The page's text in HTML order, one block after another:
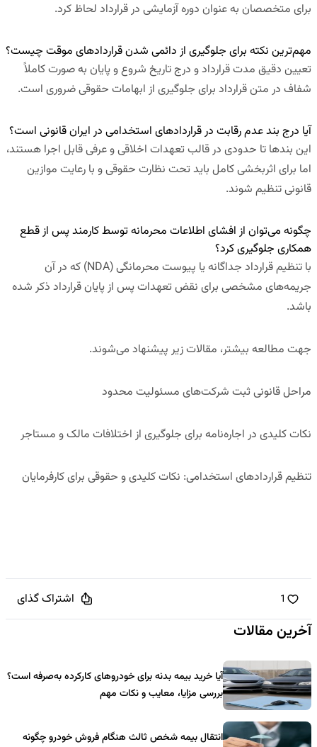
برای متخصصان به عنوان دوره آزمایشی در قرارداد لحاظ کرد.
مهم‌ترین نکته برای جلوگیری از دائمی شدن قراردادهای موقت چیست؟
تعیین دقیق مدت قرارداد و درج تاریخ شروع و پایان به صورت کاملاً
شفاف در متن قرارداد برای جلوگیری از ابهامات حقوقی ضروری است.
آیا درج بند عدم رقابت در قراردادهای استخدامی در ایران قانونی است؟
این بندها تا حدودی در قالب تعهدات اخلاقی و عرفی قابل اجرا هستند،
اما برای اثربخشی کامل باید تحت نظارت حقوقی و با رعایت موازین
قانونی تنظیم شوند.
چگونه می‌توان از افشای اطلاعات محرمانه توسط کارمند پس از قطع
همکاری جلوگیری کرد؟
با تنظیم قرارداد جداگانه یا پیوست محرمانگی (NDA) که در آن
جریمه‌های مشخصی برای نقض تعهدات پس از پایان قرارداد ذکر شده
باشد.
جهت مطالعه بیشتر، مقالات زیر پیشنهاد می‌شوند.
مراحل قانونی ثبت شرکت‌های مسئولیت محدود
نکات کلیدی در اجاره‌نامه برای جلوگیری از اختلافات مالک و مستاجر
تنظیم قراردادهای استخدامی: نکات کلیدی و حقوقی برای کارفرمایان
1 اشتراک گذای
آخرین مقالات
آیا خرید بیمه بدنه برای خودروهای کارکرده به‌صرفه است؟
بررسی مزایا، معایب و نکات مهم
انتقال بیمه شخص ثالث هنگام فروش خودرو چگونه